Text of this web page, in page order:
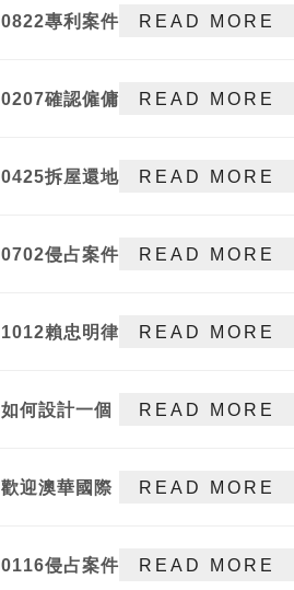
所！
0822專利案件
READ MORE
0207確認僱傭
READ MORE
0425拆屋還地
READ MORE
0702侵占案件
READ MORE
1012賴忠明律
論壇
READ MORE
如何設計一個
READ MORE
歡迎澳華國際
夥伴，共同為
READ MORE
0116侵占案件
READ MORE